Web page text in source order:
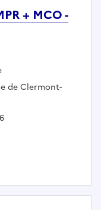
+ MCO -
de Clermont-